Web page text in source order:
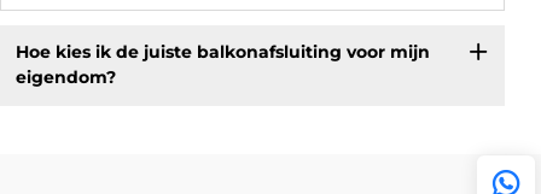
Hoe kies ik de juiste balkonafsluiting voor mijn
eigendom?